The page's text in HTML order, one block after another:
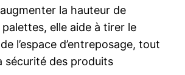
la hauteur de
elle aide à tirer le
l’espace d’entreposage, tout
sécurité des produits